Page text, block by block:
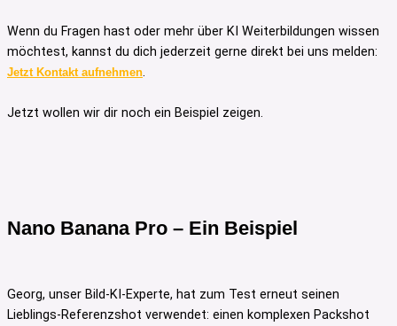
Wenn du Fragen hast oder mehr über KI Weiterbildungen wissen
möchtest, kannst du dich jederzeit gerne direkt bei uns melden:
Jetzt Kontakt aufnehmen.
Jetzt wollen wir dir noch ein Beispiel zeigen.
Nano Banana Pro – Ein Beispiel
Georg, unser Bild-KI-Experte, hat zum Test erneut seinen
Lieblings-Referenzshot verwendet: einen komplexen Packshot